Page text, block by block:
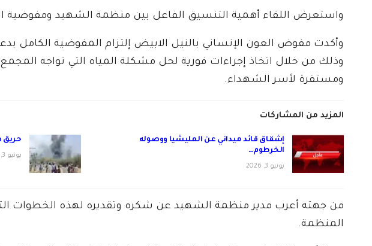
واستعرض اللقاء أهمية التنسيق الفاعل بين منظمة الشهيد ومفوضية
وأكدت مفوض العون الإنساني بالنيل الابيض إلتزام المفوضية الكامل
وذلك من خلال اتخاذ إجراءات فورية لحل مشكلة المياه التي تواجه
ومستقرة لأسر الشهداء.
المزيد من المشاركات
إشقاق قائد ميداني عن المليشيا ووصوله
الخرطوم…
يونيو 3, 2026
حريق
يونيو 3, 2026
من جهته أعرب مدير منظمة الشهيد عن شكره وتقديره لهذه الخطوات
المنظمة.